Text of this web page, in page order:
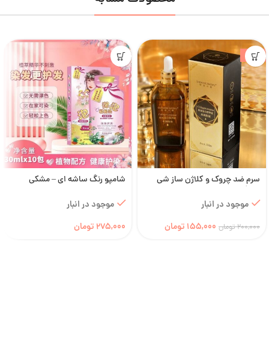
-23%
سرم ضد چروک و کلاژن ساز شی
موجود در انبار
200,000تومان 155,000 تومان
شامپو رنگ ساشه ای – مشکی
موجود در انبار
275,000 تومان